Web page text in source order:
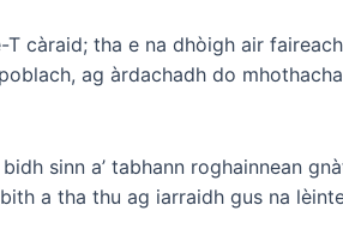
càraid; tha e na dhòigh air
ag àrdachadh do
sinn a’ tabhann roghainnean
a tha thu ag iarraidh gus na